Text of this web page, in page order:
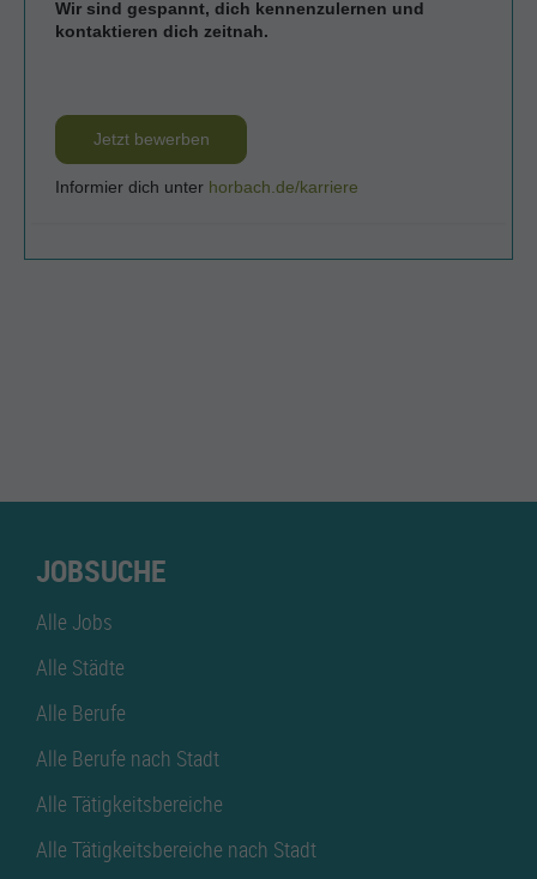
JOBSUCHE
Alle Jobs
Alle Städte
Alle Berufe
Alle Berufe nach Stadt
Alle Tätigkeitsbereiche
Alle Tätigkeitsbereiche nach Stadt